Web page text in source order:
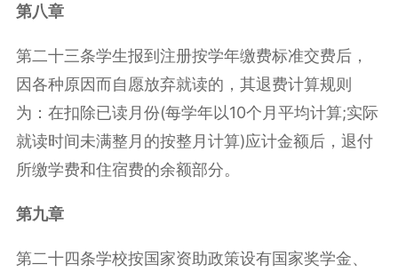
第八章
第二十三条学生报到注册按学年缴费标准交费后，
因各种原因而自愿放弃就读的，其退费计算规则
为：在扣除已读月份(每学年以10个月平均计算;实际
就读时间未满整月的按整月计算)应计金额后，退付
所缴学费和住宿费的余额部分。
第九章
第二十四条学校按国家资助政策设有国家奖学金、